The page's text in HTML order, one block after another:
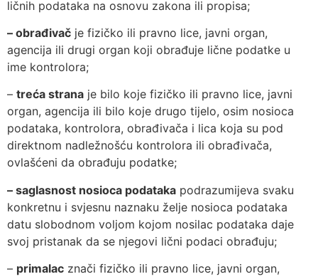
ličnih podataka na osnovu zakona ili propisa;
– obrađivač je fizičko ili pravno lice, javni organ,
agencija ili drugi organ koji obrađuje lične podatke u
ime kontrolora;
– treća strana je bilo koje fizičko ili pravno lice, javni
organ, agencija ili bilo koje drugo tijelo, osim nosioca
podataka, kontrolora, obrađivača i lica koja su pod
direktnom nadležnošću kontrolora ili obrađivača,
ovlašćeni da obrađuju podatke;
– saglasnost nosioca podataka podrazumijeva svaku
konkretnu i svjesnu naznaku želje nosioca podataka
datu slobodnom voljom kojom nosilac podataka daje
svoj pristanak da se njegovi lični podaci obrađuju;
– primalac znači fizičko ili pravno lice, javni organ,